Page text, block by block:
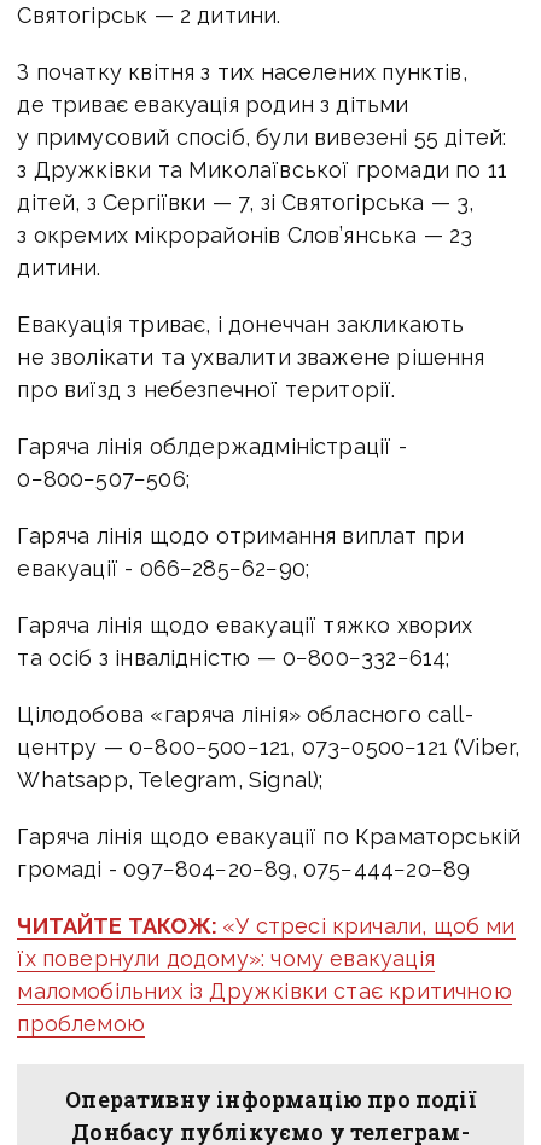
Святогірськ — 2 дитини.
З початку квітня з тих населених пунктів,
де триває евакуація родин з дітьми
у примусовий спосіб, були вивезені 55 дітей:
з Дружківки та Миколаївської громади по 11
дітей, з Сергіївки — 7, зі Святогірська — 3,
з окремих мікрорайонів Слов’янська — 23
дитини.
Евакуація триває, і донеччан закликають
не зволікати та ухвалити зважене рішення
про виїзд з небезпечної території.
Гаряча лінія облдержадміністрації -
0−800−507−506;
Гаряча лінія щодо отримання виплат при
евакуації - 066−285−62−90;
Гаряча лінія щодо евакуації тяжко хворих
та осіб з інвалідністю — 0−800−332−614;
Цілодобова «гаряча лінія» обласного call-
центру — 0−800−500−121, 073−0500−121 (Viber,
Whatsapp, Telegram, Signal);
Гаряча лінія щодо евакуації по Краматорській
громаді - 097−804−20−89, 075−444−20−89
ЧИТАЙТЕ ТАКОЖ: «У стресі кричали, щоб ми
їх повернули додому»: чому евакуація
маломобільних із Дружківки стає критичною
проблемою
Оперативну інформацію про події
Донбасу публікуємо у телеграм-